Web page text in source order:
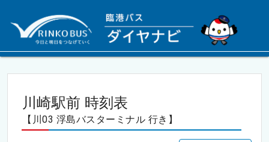
川崎駅前 時刻表
【川03 浮島バスターミナル 行き】